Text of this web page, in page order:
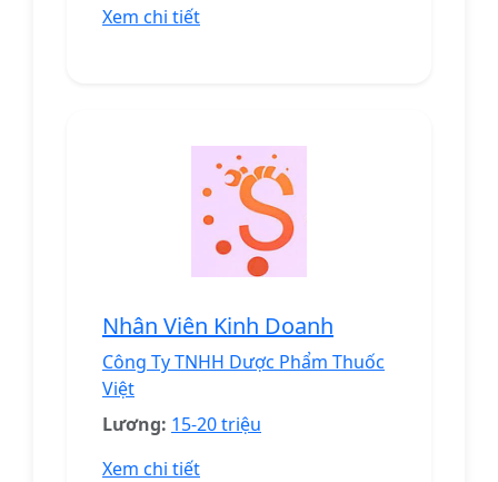
Xem chi tiết
Nhân Viên Kinh Doanh
Công Ty TNHH Dược Phẩm Thuốc
Việt
Lương: 15-20 triệu
Xem chi tiết